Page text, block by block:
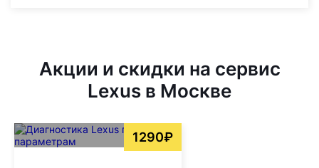
Акции и скидки на сервис
Lexus в Москве
1290₽